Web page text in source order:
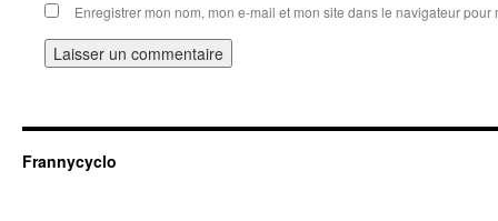
Enregistrer mon nom, mon e-mail et mon site dans le navigateur
Frannycyclo